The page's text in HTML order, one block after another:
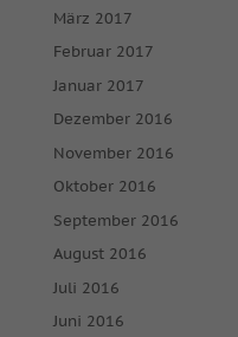
März 2017
Februar 2017
Januar 2017
Dezember 2016
November 2016
Oktober 2016
September 2016
August 2016
Juli 2016
Juni 2016
Wir verwenden Cookies
unserer Website. Einige
verbessern.
werden (z. B. IP-
Informationen über die
in unserer
Cookies. Sie können Ihre
so nur bestimmte Cookies